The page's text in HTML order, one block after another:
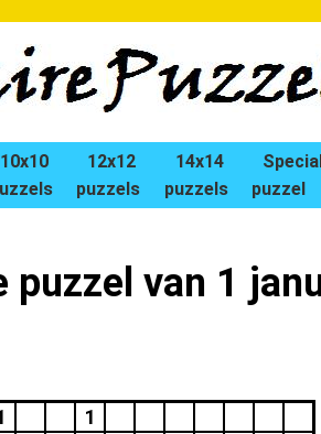
10x10
12x12
puzzels
14x14
puzzels
puzzel
puzzel van 1
1